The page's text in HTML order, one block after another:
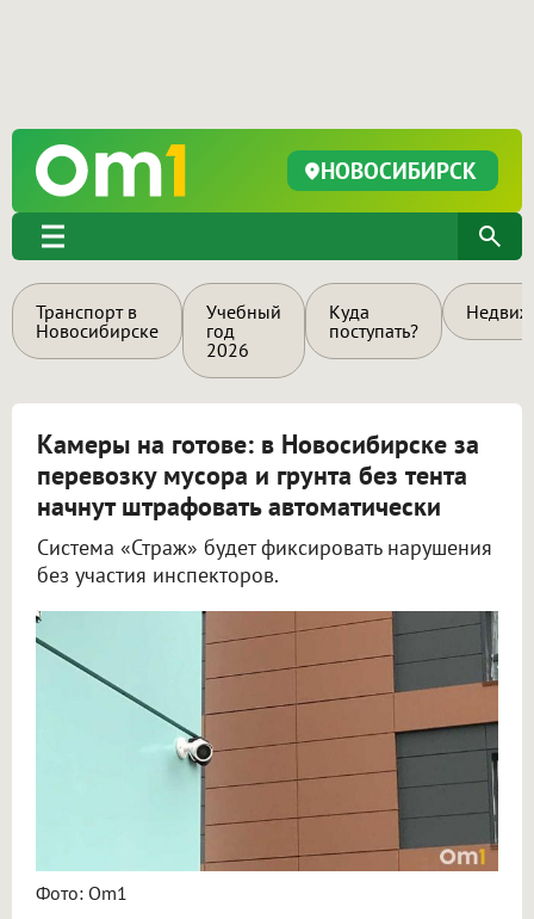
НОВОСИБИРСК
Транспорт в
Новосибирске
Учебный
год
2026
Куда
поступать?
Камеры на готове: в Новосибирске за
перевозку мусора и грунта без тента
начнут штрафовать автоматически
Система «Страж» будет фиксировать нарушения
без участия инспекторов.
Фото: Om1